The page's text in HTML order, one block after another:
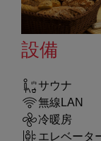
設備
サウナ
無線LAN
冷暖房
エレベータ